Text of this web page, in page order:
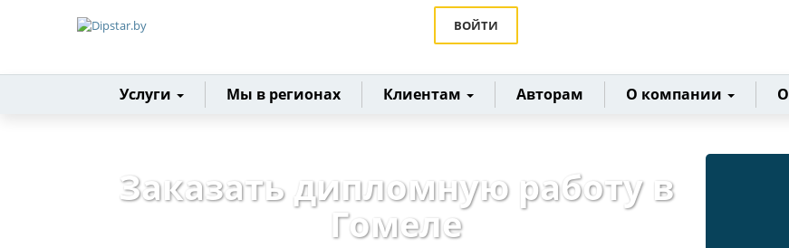
ВОЙТИ
Главная
Услуги Мы в регионах Клиентам Авторам О компании
Заказать дипломную работу в
Гомеле